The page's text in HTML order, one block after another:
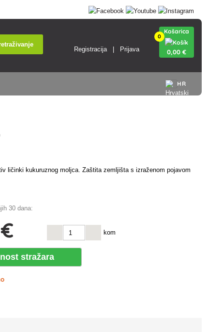
Registracija Prijava
0
Košarica
0,00 €
HR
ličinki kukuruznog moljca. Zaštita zemljišta s izraženom pojavom
30 dana:
kom
stražara